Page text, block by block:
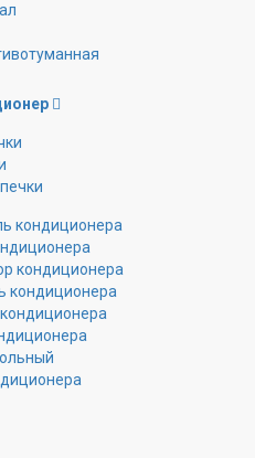
кондиционера
кондиционера
кондиционера